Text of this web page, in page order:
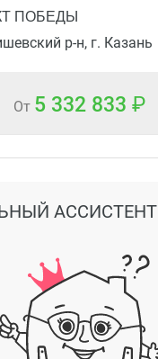
ПОБЕДЫ
р-н, г. Казань
От 5 332 833
АССИСТЕНТ